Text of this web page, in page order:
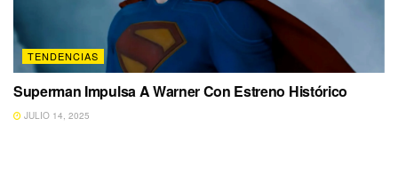
TENDENCIAS
Superman Impulsa A Warner Con Estreno Histórico
JULIO 14, 2025